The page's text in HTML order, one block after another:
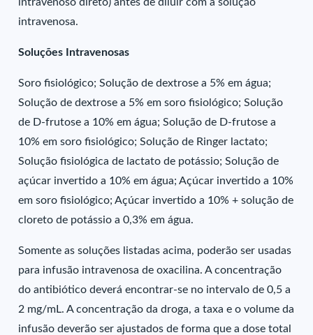
intravenosa.
Soluções Intravenosas
Soro fisiológico; Solução de dextrose a 5% em água;
Solução de dextrose a 5% em soro fisiológico; Solução
de D-frutose a 10% em água; Solução de D-frutose a
10% em soro fisiológico; Solução de Ringer lactato;
Solução fisiológica de lactato de potássio; Solução de
açúcar invertido a 10% em água; Açúcar invertido a 10%
em soro fisiológico; Açúcar invertido a 10% + solução de
cloreto de potássio a 0,3% em água.
Somente as soluções listadas acima, poderão ser usadas
para infusão intravenosa de oxacilina. A concentração
do antibiótico deverá encontrar-se no intervalo de 0,5 a
2 mg/mL. A concentração da droga, a taxa e o volume da
infusão deverão ser ajustados de forma que a dose total